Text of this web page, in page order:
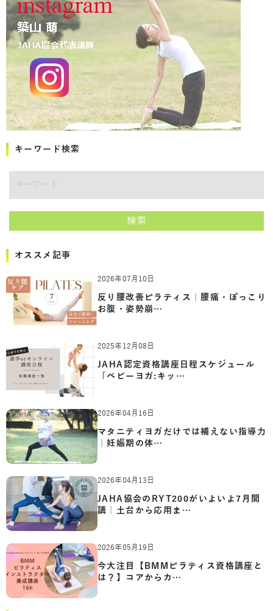
キーワード検索
検索
オススメ記事
2026年07月10日
反り腰改善ピラティス｜腰痛・ぽっこり
お腹・姿勢崩…
2025年12月08日
JAHA認定資格講座日程スケジュール
「ベビーヨガ:キッ…
2026年04月16日
マタニティヨガだけでは補えない指導力
｜妊娠期の体…
2026年04月13日
JAHA協会のRYT200がいよいよ7月開
講｜土台から応用ま…
2026年05月19日
今大注目【BMMピラティス資格講座と
は？】コアからカ…